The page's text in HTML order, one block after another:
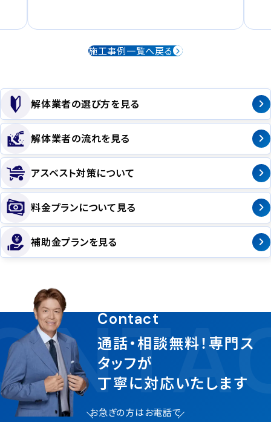
施工事例一覧へ戻る
解体業者の選び方を見る
解体業者の流れを見る
アスベスト対策について
料金プランについて見る
補助金プランを見る
Contact
通話・相談無料！専門ス
タッフが
丁寧に対応いたします
お急ぎの方はお電話で